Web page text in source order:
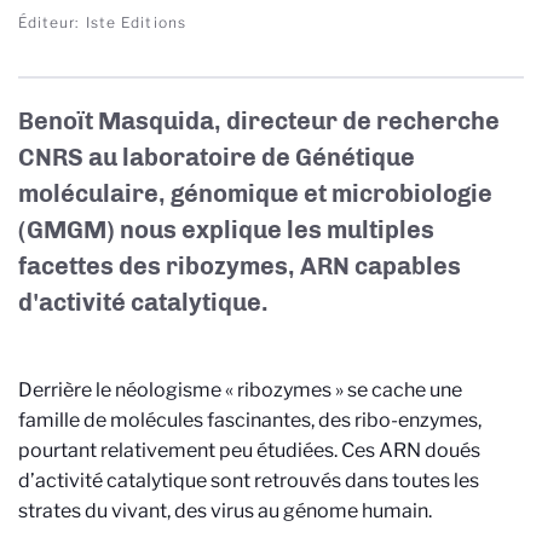
Éditeur Iste Editions
Benoït Masquida, directeur de recherche
CNRS au laboratoire de Génétique
moléculaire, génomique et microbiologie
(GMGM) nous explique les multiples
facettes des ribozymes, ARN capables
d'activité catalytique.
Derrière le néologisme « ribozymes » se cache une
famille de molécules fascinantes, des ribo-enzymes,
pourtant relativement peu étudiées. Ces ARN doués
d’activité catalytique sont retrouvés dans toutes les
strates du vivant, des virus au génome humain.